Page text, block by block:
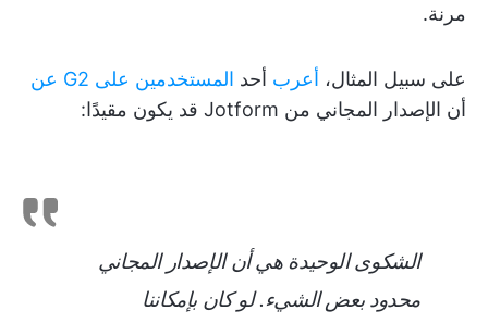
مرنة.
على سبيل المثال، أعرب أحد المستخدمين على G2 عن
أن الإصدار المجاني من Jotform قد يكون مقيدًا:
الشكوى الوحيدة هي أن الإصدار المجاني
محدود بعض الشيء. لو كان بإمكاننا